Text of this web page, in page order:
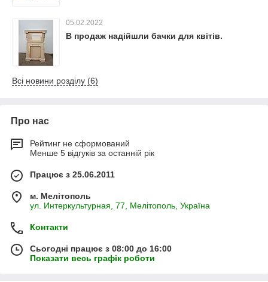
05.02.2022
В продаж надійшли бачки для квітів.
Всі новини розділу (6)
Про нас
Рейтинг не сформований
Менше 5 відгуків за останній рік
Працює з 25.06.2011
м. Мелітополь
ул. Интеркультурная, 77, Мелітополь, Україна
Контакти
Сьогодні працює з 08:00 до 16:00
Показати весь графік роботи